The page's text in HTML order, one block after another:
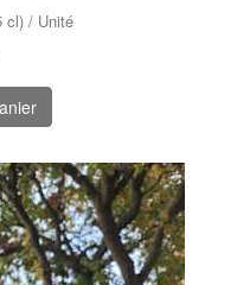
cl) / Unité